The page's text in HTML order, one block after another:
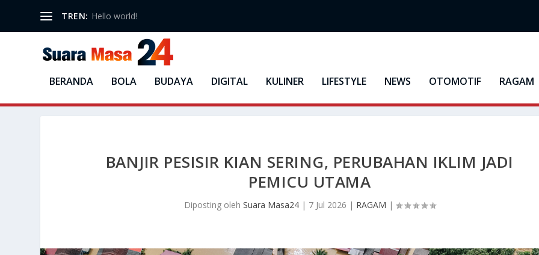
TREN: Hello world!
BERANDA BOLA BUDAYA DIGITAL KULINER LIFESTYLE NEWS OTOMOTIF RAGAM
BANJIR PESISIR KIAN SERING, PERUBAHAN IKLIM JADI
PEMICU UTAMA
Diposting oleh Suara Masa24| 7 Jul 2026 | RAGAM |